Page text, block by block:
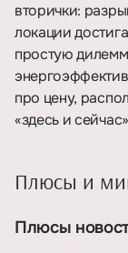
вторички:
локации
простую
про цену,
«здесь и
Плюсы и
Плюсы